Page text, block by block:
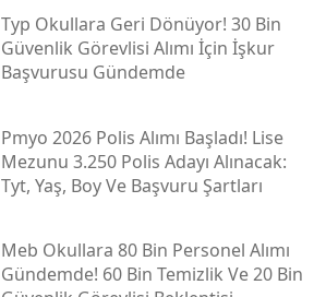
Typ Okullara Geri Dönüyor! 30 Bin
Güvenlik Görevlisi Alımı İçin İşkur
Başvurusu Gündemde
Pmyo 2026 Polis Alımı Başladı! Lise
Mezunu 3.250 Polis Adayı Alınacak:
Tyt, Yaş, Boy Ve Başvuru Şartları
Meb Okullara 80 Bin Personel Alımı
Gündemde! 60 Bin Temizlik Ve 20 Bin